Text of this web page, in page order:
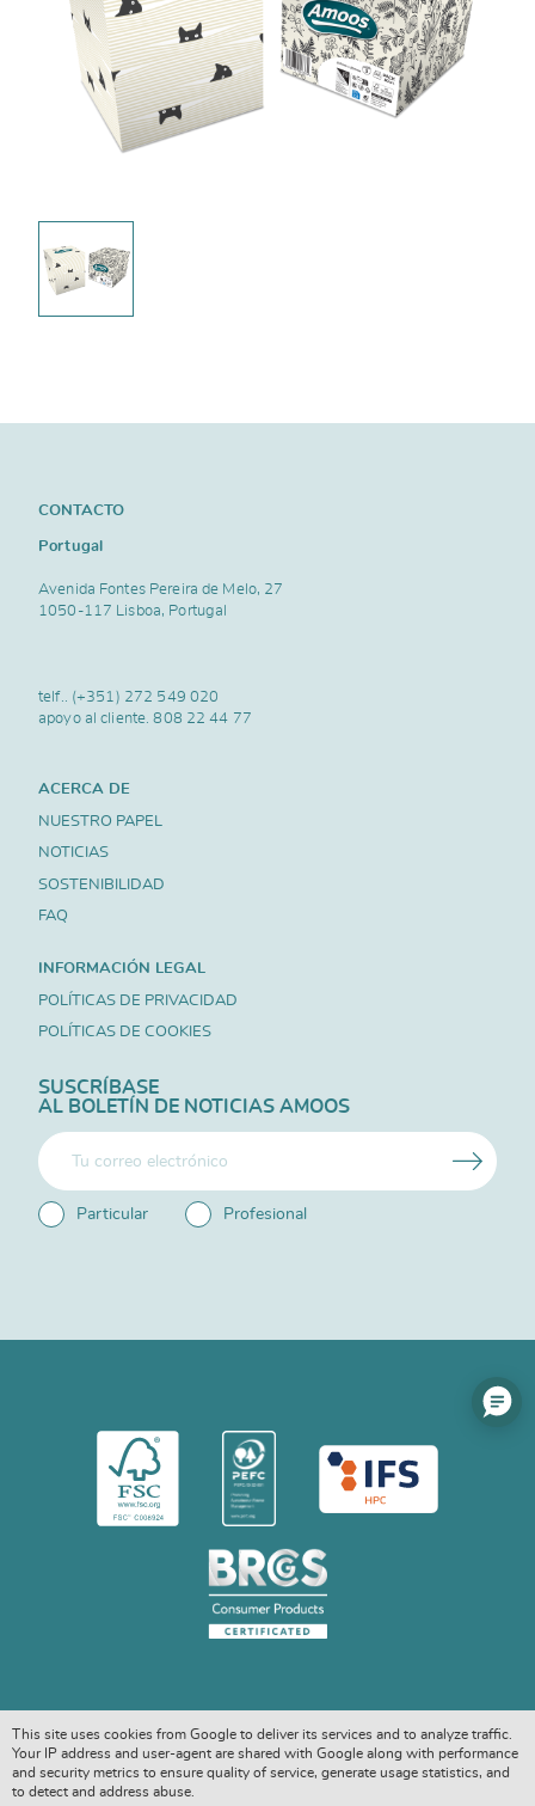
CONTACTO
Portugal
Avenida Fontes Pereira de Melo, 27
1050-117 Lisboa, Portugal
telf.. (+351) 272 549 020
apoyo al cliente.808 22 44 77
ACERCA DE
NUESTRO PAPEL
NOTICIAS
SOSTENIBILIDAD
FAQ
INFORMACIÓN LEGAL
POLÍTICAS DE PRIVACIDAD
POLÍTICAS DE COOKIES
SUSCRÍBASE
AL BOLETÍN DE NOTICIAS AMOOS
Particular Profesional
This site uses cookies from Google to deliver its services and to analyze traffic.
Your IP address and user-agent are shared with Google along with performance
and security metrics to ensure quality of service, generate usage statistics, and
to detect and address abuse.